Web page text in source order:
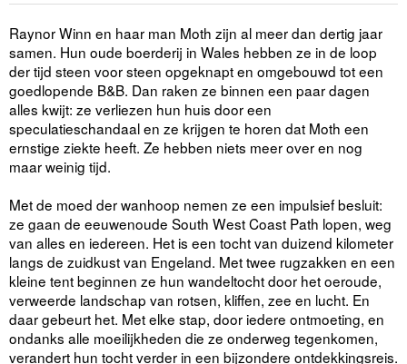
Raynor Winn en haar man Moth zijn al meer dan dertig jaar
samen. Hun oude boerderij in Wales hebben ze in de loop
der tijd steen voor steen opgeknapt en omgebouwd tot een
goedlopende B&B. Dan raken ze binnen een paar dagen
alles kwijt: ze verliezen hun huis door een
speculatieschandaal en ze krijgen te horen dat Moth een
ernstige ziekte heeft. Ze hebben niets meer over en nog
maar weinig tijd.
Met de moed der wanhoop nemen ze een impulsief besluit:
ze gaan de eeuwenoude South West Coast Path lopen, weg
van alles en iedereen. Het is een tocht van duizend kilometer
langs de zuidkust van Engeland. Met twee rugzakken en een
kleine tent beginnen ze hun wandeltocht door het oeroude,
verweerde landschap van rotsen, kliffen, zee en lucht. En
daar gebeurt het. Met elke stap, door iedere ontmoeting, en
ondanks alle moeilijkheden die ze onderweg tegenkomen,
verandert hun tocht verder in een bijzondere ontdekkingsreis.